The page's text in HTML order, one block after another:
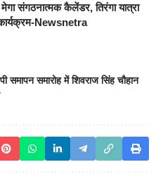
संगठनात्मक कैलेंडर, तिरंगा यात्रा
Newsnetra
समापन समारोह में शिवराज सिंह चौहान